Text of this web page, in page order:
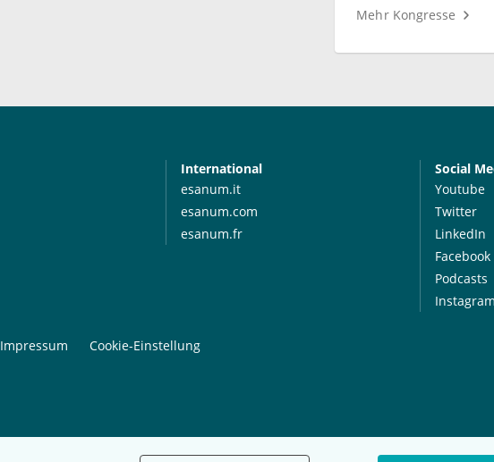
Mehr Kongresse
International
esanum.it
esanum.com
esanum.fr
Social
Youtube
Twitter
LinkedIn
Facebook
Podcasts
Instagram
Impressum Cookie-Einstellung